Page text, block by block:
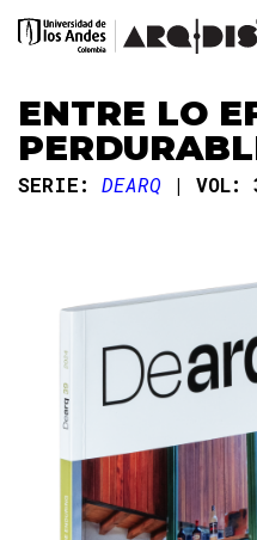
ENTRE LO
SERIE: DEARQ VOL: